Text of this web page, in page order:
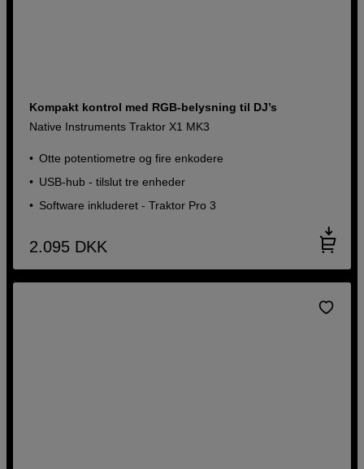
Kompakt kontrol med RGB-belysning til DJ’s
Native Instruments Traktor X1 MK3
Otte potentiometre og fire enkodere
USB-hub - tilslut tre enheder
Software inkluderet - Traktor Pro 3
2.095 DKK